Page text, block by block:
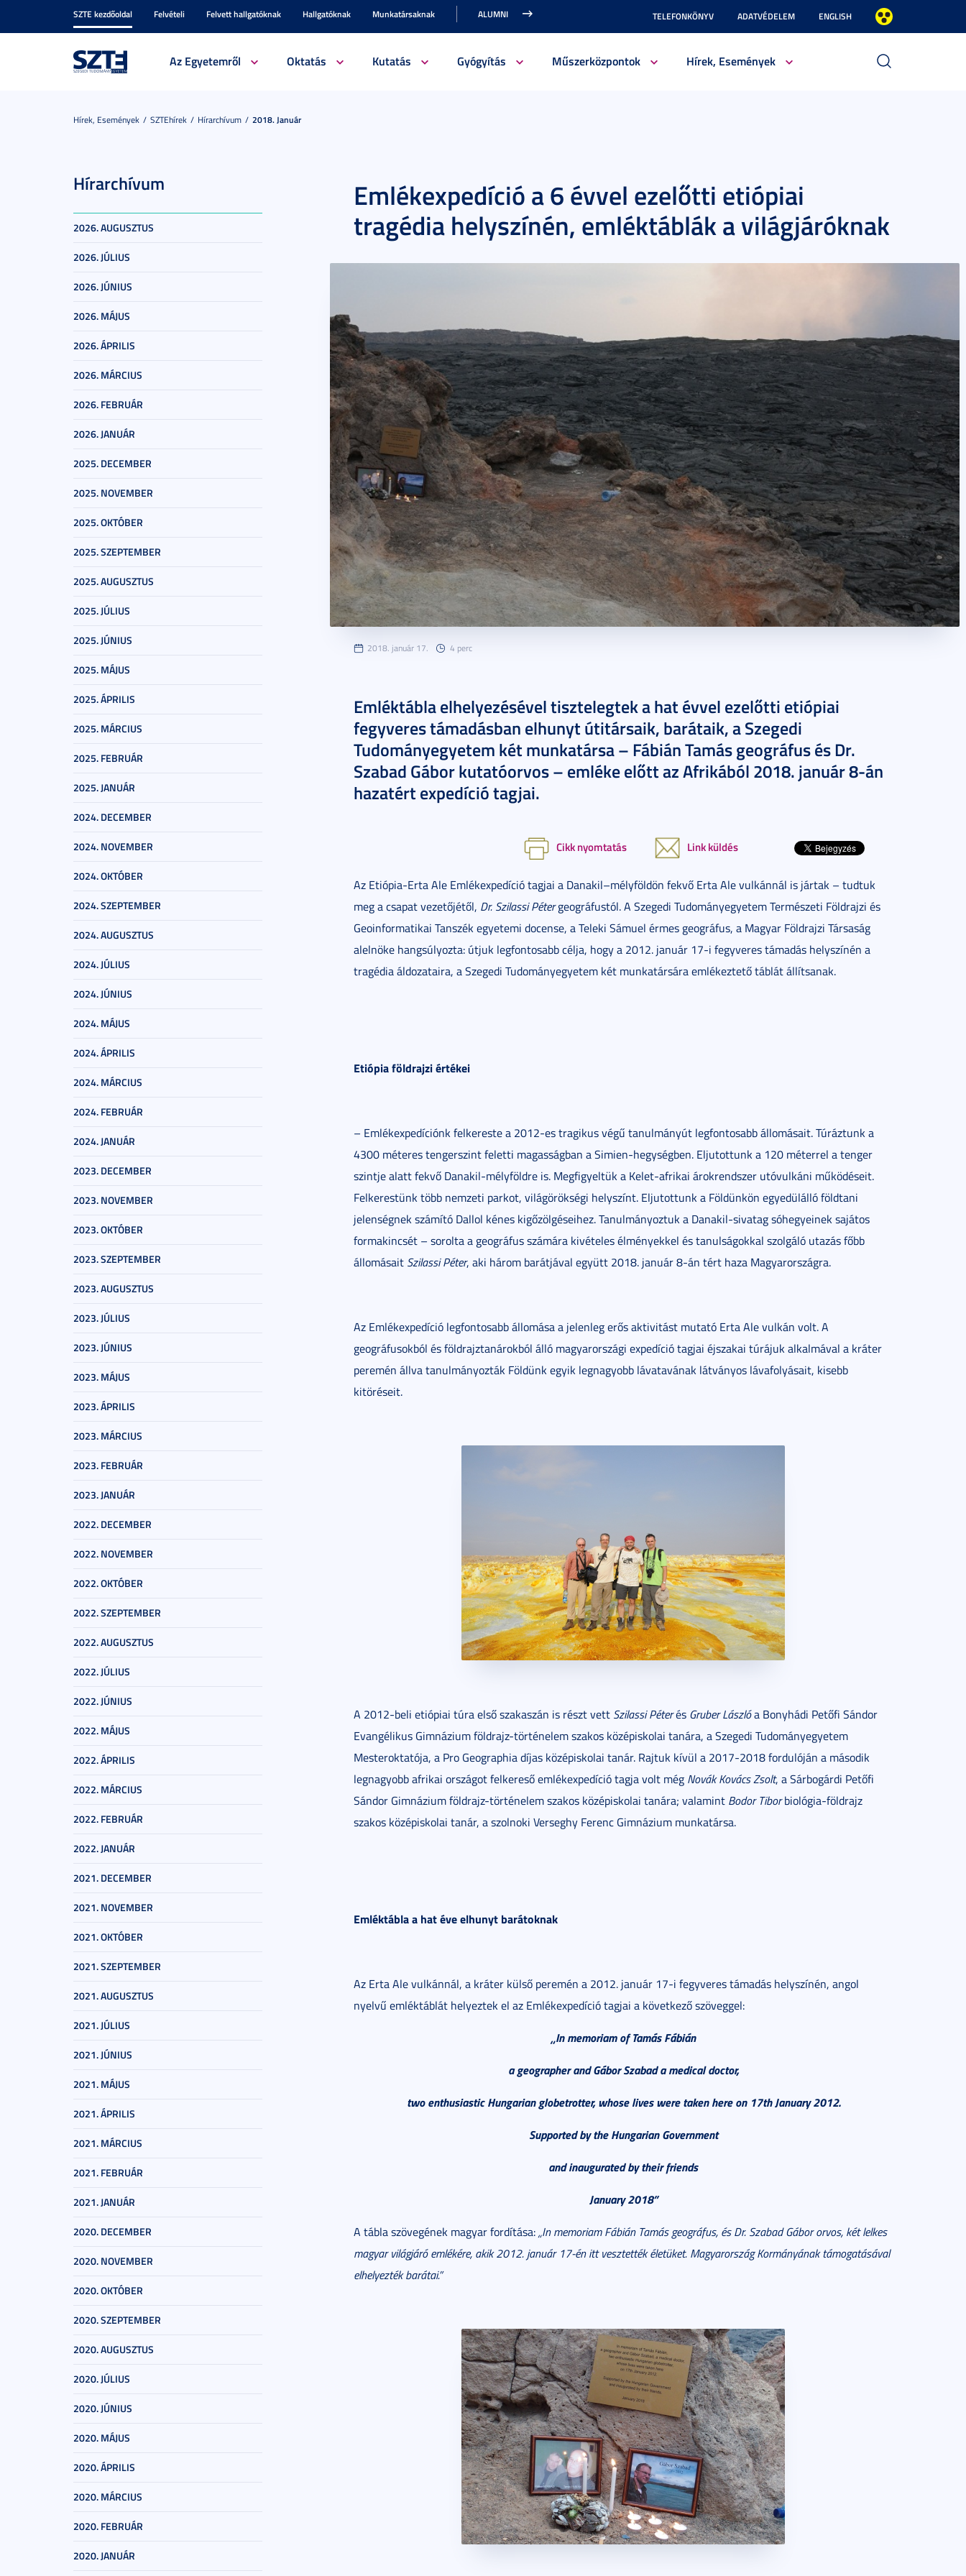
SZTE kezdőoldal Felvételi Felvett hallgatóknak Hallgatóknak Munkatársaknak ALUMNI TELEFONKÖNYV ADATVÉDELEM ENGLISH
Az Egyetemről Oktatás Kutatás Gyógyítás Műszerközpontok Hírek, Események
Hírek, Események SZTEhírek Hírarchívum 2018. Január
Hírarchívum
2026. AUGUSZTUS
2026. JÚLIUS
2026. JÚNIUS
2026. MÁJUS
2026. ÁPRILIS
2026. MÁRCIUS
2026. FEBRUÁR
2026. JANUÁR
2025. DECEMBER
2025. NOVEMBER
2025. OKTÓBER
2025. SZEPTEMBER
2025. AUGUSZTUS
2025. JÚLIUS
2025. JÚNIUS
2025. MÁJUS
2025. ÁPRILIS
2025. MÁRCIUS
2025. FEBRUÁR
2025. JANUÁR
2024. DECEMBER
2024. NOVEMBER
2024. OKTÓBER
2024. SZEPTEMBER
2024. AUGUSZTUS
2024. JÚLIUS
2024. JÚNIUS
2024. MÁJUS
2024. ÁPRILIS
2024. MÁRCIUS
2024. FEBRUÁR
2024. JANUÁR
2023. DECEMBER
2023. NOVEMBER
2023. OKTÓBER
2023. SZEPTEMBER
2023. AUGUSZTUS
2023. JÚLIUS
2023. JÚNIUS
2023. MÁJUS
2023. ÁPRILIS
2023. MÁRCIUS
2023. FEBRUÁR
2023. JANUÁR
2022. DECEMBER
2022. NOVEMBER
2022. OKTÓBER
2022. SZEPTEMBER
2022. AUGUSZTUS
2022. JÚLIUS
2022. JÚNIUS
2022. MÁJUS
2022. ÁPRILIS
2022. MÁRCIUS
2022. FEBRUÁR
2022. JANUÁR
2021. DECEMBER
2021. NOVEMBER
2021. OKTÓBER
2021. SZEPTEMBER
2021. AUGUSZTUS
2021. JÚLIUS
2021. JÚNIUS
2021. MÁJUS
2021. ÁPRILIS
2021. MÁRCIUS
2021. FEBRUÁR
2021. JANUÁR
2020. DECEMBER
2020. NOVEMBER
2020. OKTÓBER
2020. SZEPTEMBER
2020. AUGUSZTUS
2020. JÚLIUS
2020. JÚNIUS
2020. MÁJUS
2020. ÁPRILIS
2020. MÁRCIUS
2020. FEBRUÁR
2020. JANUÁR
Emlékexpedíció a 6 évvel ezelőtti etiópiai
tragédia helyszínén, emléktáblák a világjáróknak
2018. január 17. 4 perc
Emléktábla elhelyezésével tisztelegtek a hat évvel ezelőtti etiópiai
fegyveres támadásban elhunyt útitársaik, barátaik, a Szegedi
Tudományegyetem két munkatársa – Fábián Tamás geográfus és Dr.
Szabad Gábor kutatóorvos – emléke előtt az Afrikából 2018. január 8-án
hazatért expedíció tagjai.
Cikk nyomtatás Link küldés
Az Etiópia-Erta Ale Emlékexpedíció tagjai a Danakil–mélyföldön fekvő Erta Ale vulkánnál is jártak – tudtuk
meg a csapat vezetőjétől, Dr. Szilassi Pétergeográfustól. A Szegedi Tudományegyetem Természeti Földrajzi és
Geoinformatikai Tanszék egyetemi docense, a Teleki Sámuel érmes geográfus, a Magyar Földrajzi Társaság
alelnöke hangsúlyozta: útjuk legfontosabb célja, hogy a 2012. január 17-i fegyveres támadás helyszínén a
tragédia áldozataira, a Szegedi Tudományegyetem két munkatársára emlékeztető táblát állítsanak.
Etiópia földrajzi értékei
– Emlékexpedíciónk felkereste a 2012-es tragikus végű tanulmányút legfontosabb állomásait. Túráztunk a
4300 méteres tengerszint feletti magasságban a Simien-hegységben. Eljutottunk a 120 méterrel a tenger
szintje alatt fekvő Danakil-mélyföldre is. Megfigyeltük a Kelet-afrikai árokrendszer utóvulkáni működéseit.
Felkerestünk több nemzeti parkot, világörökségi helyszínt. Eljutottunk a Földünkön egyedülálló földtani
jelenségnek számító Dallol kénes kigőzölgéseihez. Tanulmányoztuk a Danakil-sivatag sóhegyeinek sajátos
formakincsét – sorolta a geográfus számára kivételes élményekkel és tanulságokkal szolgáló utazás főbb
állomásait Szilassi Péter, aki három barátjával együtt 2018. január 8-án tért haza Magyarországra.
Az Emlékexpedíció legfontosabb állomása a jelenleg erős aktivitást mutató Erta Ale vulkán volt. A
geográfusokból és földrajztanárokból álló magyarországi expedíció tagjai éjszakai túrájuk alkalmával a kráter
peremén állva tanulmányozták Földünk egyik legnagyobb lávatavának látványos lávafolyásait, kisebb
kitöréseit.
A 2012-beli etiópiai túra első szakaszán is részt vett Szilassi Péterés Gruber Lászlóa Bonyhádi Petőfi Sándor
Evangélikus Gimnázium földrajz-történelem szakos középiskolai tanára, a Szegedi Tudományegyetem
Mesteroktatója, a Pro Geographia díjas középiskolai tanár. Rajtuk kívül a 2017-2018 fordulóján a második
legnagyobb afrikai országot felkereső emlékexpedíció tagja volt még Novák Kovács Zsolt, a Sárbogárdi Petőfi
Sándor Gimnázium földrajz-történelem szakos középiskolai tanára; valamint Bodor Tiborbiológia-földrajz
szakos középiskolai tanár, a szolnoki Verseghy Ferenc Gimnázium munkatársa.
Emléktábla a hat éve elhunyt barátoknak
Az Erta Ale vulkánnál, a kráter külső peremén a 2012. január 17-i fegyveres támadás helyszínén, angol
nyelvű emléktáblát helyeztek el az Emlékexpedíció tagjai a következő szöveggel:
„In memoriam of Tamás Fábián
a geographer and Gábor Szabad a medical doctor,
two enthusiastic Hungarian globetrotter, whose lives were taken here on 17th January 2012.
Supported by the Hungarian Government
and inaugurated by their friends
January 2018”
A tábla szövegének magyar fordítása:„In memoriam Fábián Tamás geográfus, és Dr. Szabad Gábor orvos, két lelkes
magyar világjáró emlékére, akik 2012. január 17-én itt vesztették életüket. Magyarország Kormányának támogatásával
elhelyezték barátai.”